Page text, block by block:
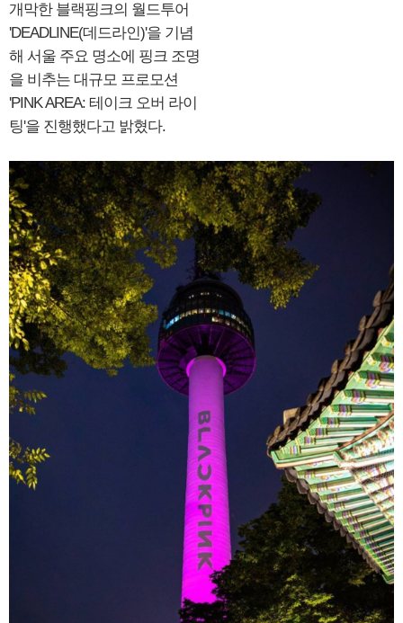
개막한 블랙핑크의 월드투어
'DEADLINE(데드라인)'을 기념
해 서울 주요 명소에 핑크 조명
을 비추는 대규모 프로모션
'PINK AREA: 테이크 오버 라이
팅'을 진행했다고 밝혔다.